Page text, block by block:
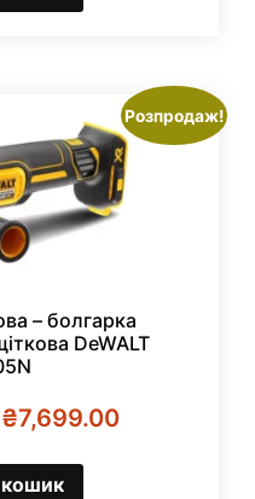
Розпродаж!
– болгарка
DeWALT
₴7,699.00